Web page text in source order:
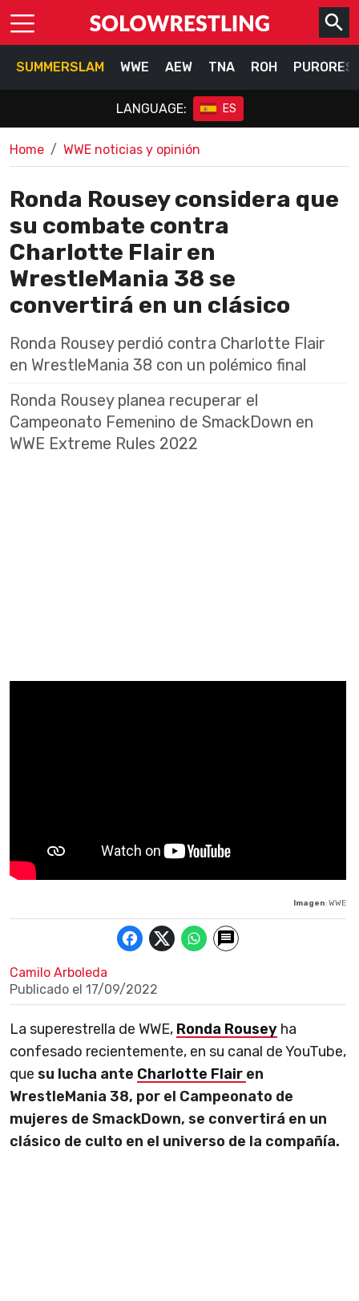
SUMMERSLAM WWE AEW TNA ROH
LANGUAGE: ES
Home WWE noticias y opinión
Ronda Rousey considera que
su combate contra
Charlotte Flair en
WrestleMania 38 se
convertirá en un clásico
Ronda Rousey perdió contra Charlotte Flair
en WrestleMania 38 con un polémico final
Ronda Rousey planea recuperar el
Campeonato Femenino de SmackDown en
WWE Extreme Rules 2022
Imagen: WWE
Camilo Arboleda
Publicado el 17/09/2022
La superestrella de WWE, Ronda Rousey ha
confesado recientemente, en su canal de YouTube,
que su lucha ante Charlotte Flair en
WrestleMania 38, por el Campeonato de
mujeres de SmackDown, se convertirá en un
clásico de culto en el universo de la compañía.